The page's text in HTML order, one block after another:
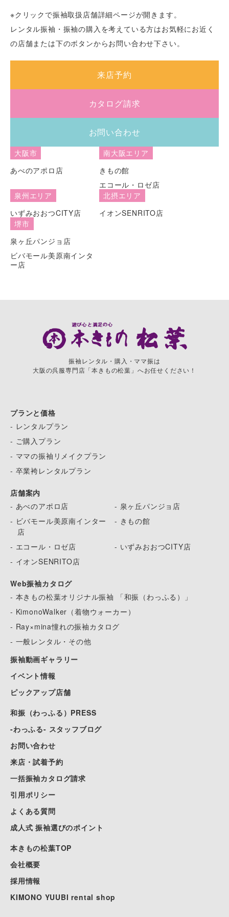
※クリックで振袖取扱店舗詳細ページが開きます。
レンタル振袖・振袖の購入を考えている方はお気軽にお近く
の店舗または下のボタンからお問い合わせ下さい。
来店予約
カタログ請求
お問い合わせ
大阪市
あべのアポロ店
南大阪エリア
きもの館
エコール・ロゼ店
泉州エリア
いずみおおつCITY店
北摂エリア
イオンSENRITO店
堺市
泉ヶ丘パンジョ店
ビバモール美原南インタ
ー店
振袖レンタル・購入・ママ振は
大阪の呉服専門店「本きもの松葉」へお任せください！
プランと価格
- レンタルプラン
- ご購入プラン
- ママの振袖リメイクプラン
- 卒業袴レンタルプラン
店舗案内
- あべのアポロ店
- 泉ヶ丘パンジョ店
- ビバモール美原南インター
店
- きもの館
- エコール・ロゼ店
- いずみおおつCITY店
- イオンSENRITO店
Web振袖カタログ
- 本きもの松葉オリジナル振袖 「和振（わっふる）」
- KimonoWalker（着物ウォーカー）
- Ray×mina憧れの振袖カタログ
- 一般レンタル・その他
振袖動画ギャラリー
イベント情報
ピックアップ店舗
和振（わっふる）PRESS
-わっふる- スタッフブログ
お問い合わせ
来店・試着予約
一括振袖カタログ請求
引用ポリシー
よくある質問
成人式 振袖選びのポイント
本きもの松葉TOP
会社概要
採用情報
KIMONO YUUBI rental shop